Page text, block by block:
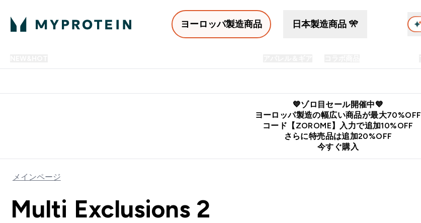
ヨーロッパ製造商品 日本製造商品 🎌
💙ゾロ目セール開催中💙
ヨーロッパ製造の幅広い商品が最大70%OFF
コード【ZOROME】入力で追加10%OFF
さらに特売品は追加20%OFF
今すぐ購入
メインページ
Multi Exclusions 2